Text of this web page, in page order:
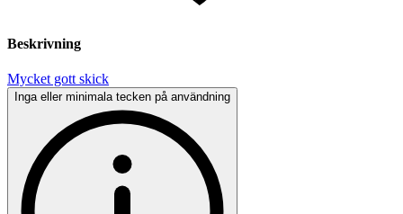
Beskrivning
Mycket gott skick
Inga eller minimala tecken på användning